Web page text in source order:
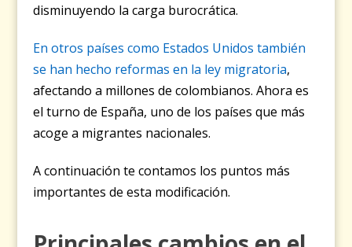
disminuyendo la carga burocrática.
En otros países como Estados Unidos también
se han hecho reformas en la ley migratoria,
afectando a millones de colombianos. Ahora es
el turno de España, uno de los países que más
acoge a migrantes nacionales.
A continuación te contamos los puntos más
importantes de esta modificación.